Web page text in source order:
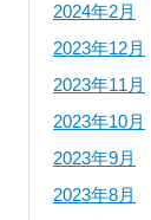
2024年2月
2023年12月
2023年11月
2023年10月
2023年9月
2023年8月